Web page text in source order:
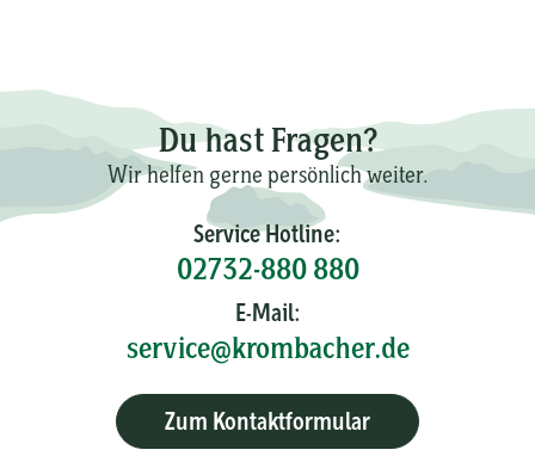
Du hast Fragen?
Wir helfen gerne persönlich weiter.
Service Hotline:
02732-880 880
E-Mail:
service@krombacher.de
Zum Kontaktformular